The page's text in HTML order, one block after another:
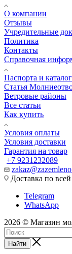
О компании
Отзывы
Учредительные
Политика
Контакты
Справочная
Паспорта и
Статья
Ветровые районы
Все статьи
Как купить
Условия оплаты
Условия доставки
Гарантия на товар
+7 9231232089
Доставка по
Telegram
WhatsApp
2026 © Магазин
Найти